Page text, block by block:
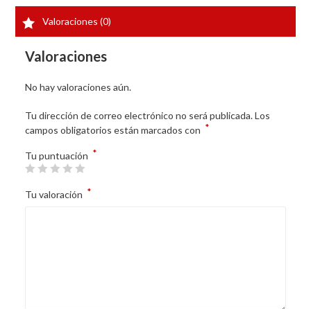
Valoraciones (0)
Valoraciones
No hay valoraciones aún.
Tu dirección de correo electrónico no será publicada. Los
campos obligatorios están marcados con *
Tu puntuación *
Tu valoración *